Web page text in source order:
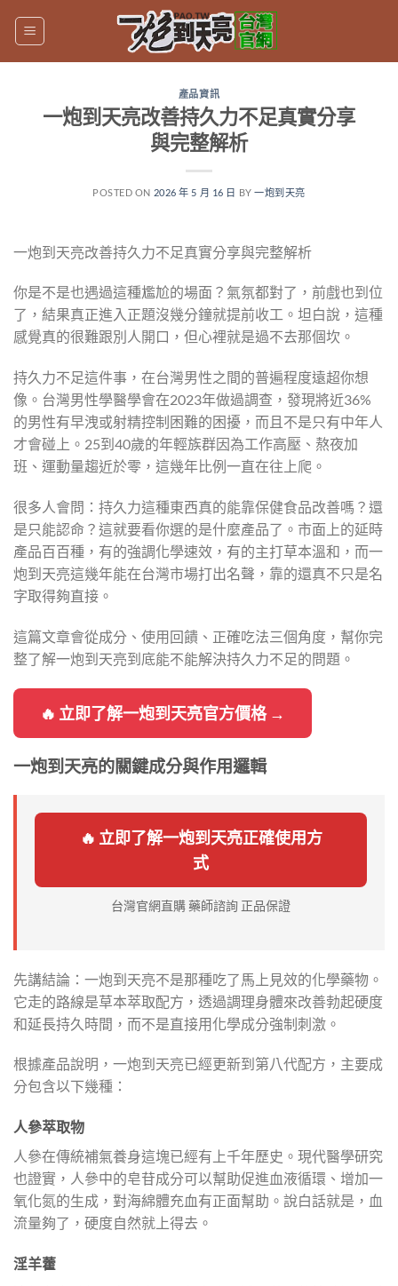
產品資訊
一炮到天亮改善持久力不足真實分享
與完整解析
POSTED ON 2026 年 5 月 16 日 BY一炮到天亮
一炮到天亮改善持久力不足真實分享與完整解析
你是不是也遇過這種尷尬的場面？氣氛都對了，前戲也到位
了，結果真正進入正題沒幾分鐘就提前收工。坦白說，這種
感覺真的很難跟別人開口，但心裡就是過不去那個坎。
持久力不足這件事，在台灣男性之間的普遍程度遠超你想
像。台灣男性學醫學會在2023年做過調查，發現將近36%
的男性有早洩或射精控制困難的困擾，而且不是只有中年人
才會碰上。25到40歲的年輕族群因為工作高壓、熬夜加
班、運動量趨近於零，這幾年比例一直在往上爬。
很多人會問：持久力這種東西真的能靠保健食品改善嗎？還
是只能認命？這就要看你選的是什麼產品了。市面上的延時
產品百百種，有的強調化學速效，有的主打草本溫和，而一
炮到天亮這幾年能在台灣市場打出名聲，靠的還真不只是名
字取得夠直接。
這篇文章會從成分、使用回饋、正確吃法三個角度，幫你完
整了解一炮到天亮到底能不能解決持久力不足的問題。
🔥 立即了解一炮到天亮官方價格 →
一炮到天亮的關鍵成分與作用邏輯
🔥 立即了解一炮到天亮正確使用方
式
台灣官網直購 藥師諮詢 正品保證
先講結論：一炮到天亮不是那種吃了馬上見效的化學藥物。
它走的路線是草本萃取配方，透過調理身體來改善勃起硬度
和延長持久時間，而不是直接用化學成分強制刺激。
根據產品說明，一炮到天亮已經更新到第八代配方，主要成
分包含以下幾種：
人參萃取物
人參在傳統補氣養身這塊已經有上千年歷史。現代醫學研究
也證實，人參中的皂苷成分可以幫助促進血液循環、增加一
氧化氮的生成，對海綿體充血有正面幫助。說白話就是，血
流量夠了，硬度自然就上得去。
淫羊藿